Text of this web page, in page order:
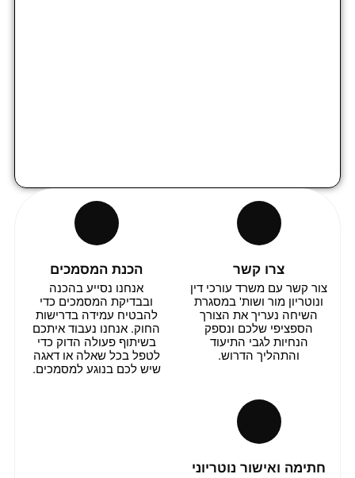
צרו קשר
צור קשר עם משרד עורכי דין
ונוטריון מור ושות' במסגרת
השיחה נעריך את הצורך
הספציפי שלכם ונספק
הנחיות לגבי התיעוד
והתהליך הדרוש.
הכנת המסמכים
אנחנו נסייע בהכנה
ובבדיקת המסמכים כדי
להבטיח עמידה בדרישות
החוק. אנחנו נעבוד איתכם
בשיתוף פעולה הדוק כדי
לטפל בכל שאלה או דאגה
שיש לכם בנוגע למסמכים.
חתימה ואישור נוטריוני